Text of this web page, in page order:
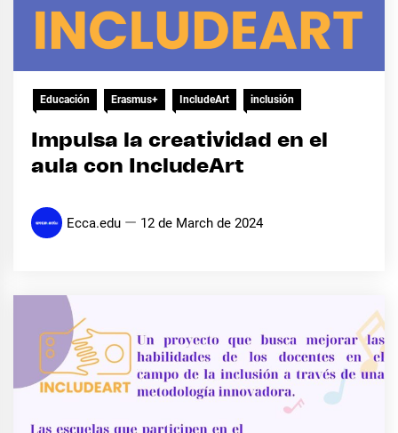
Educación Erasmus+ IncludeArt inclusión
Impulsa la creatividad en el
aula con IncludeArt
Ecca.edu 12 de March de 2024